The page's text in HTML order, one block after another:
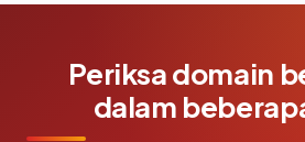
Periksa domain
dalam